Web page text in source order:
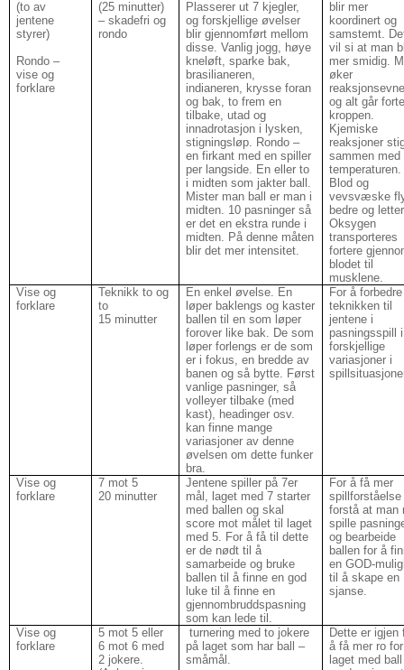
(to av
jentene
styrer)
Rondo –
vise og
forklare
(25 minutter)
– skadefri og
rondo
Plasserer ut 7 kjegler,
og forskjellige øvelser
blir gjennomført mellom
disse. Vanlig jogg, høye
kneløft, sparke bak,
brasilianeren,
indianeren, krysse foran
og bak, to frem en
tilbake, utad og
innadrotasjon i lysken,
stigningsløp. Rondo –
en firkant med en spiller
per langside. En eller to
i midten som jakter ball.
Mister man ball er man i
midten. 10 pasninger så
er det en ekstra runde i
midten. På denne måten
blir det mer intensitet.
blir mer
koordinert og
samstemt.
vil si at man
mer smidig.
øker
og alt går
kroppen.
Kjemiske
reaksjoner
sammen med
temperaturen.
Blod og
vevsvæske
bedre og
Oksygen
transporteres
fortere
blodet til
musklene.
Vise og
forklare
Teknikk to og
to
15 minutter
En enkel øvelse. En
løper baklengs og kaster
ballen til en som løper
forover like bak. De som
løper forlengs er de som
er i fokus, en bredde av
banen og så bytte. Først
vanlige pasninger, så
volleyer tilbake (med
kast), headinger osv.
kan finne mange
variasjoner av denne
øvelsen om dette funker
bra.
For å forbedre
teknikken til
jentene i
pasningsspill i
forskjellige
variasjoner i
Vise og
forklare
7 mot 5
20 minutter
Jentene spiller på 7er
mål, laget med 7 starter
med ballen og skal
score mot målet til laget
med 5. For å få til dette
er de nødt til å
samarbeide og bruke
ballen til å finne en god
luke til å finne en
gjennombruddspasning
som kan lede til.
For å få mer
spillforståelse
forstå at man
spille
og bearbeide
ballen for å
en GOD-
til å skape en
sjanse.
Vise og
forklare
5 mot 5 eller
6 mot 6 med
2 jokere.
turnering med to jokere
på laget som har ball –
småmål.
Dette er igjen
å få mer ro for
laget med ball